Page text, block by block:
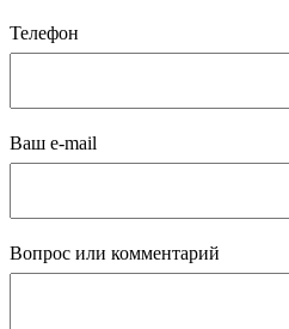
Телефон
Ваш e-mail
Вопрос или комментарий